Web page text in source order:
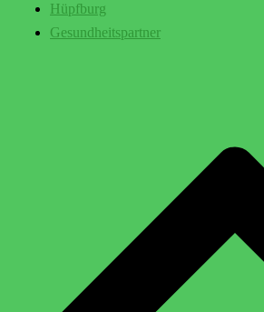
Hüpfburg
Gesundheitspartner